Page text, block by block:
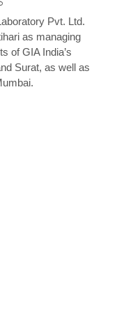
Pvt. Ltd.
as managing
of GIA India’s
Surat, as well as